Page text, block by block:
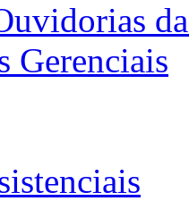
Gerenciais